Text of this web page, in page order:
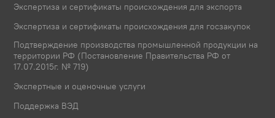
Экспертиза и сертификаты происхождения для экспорта
Экспертиза и сертификаты происхождения для госзакупок
Подтверждение производства промышленной продукции на
территории РФ (Постановление Правительства РФ от
17.07.2015г. № 719)
Экспертные и оценочные услуги
Поддержка ВЭД